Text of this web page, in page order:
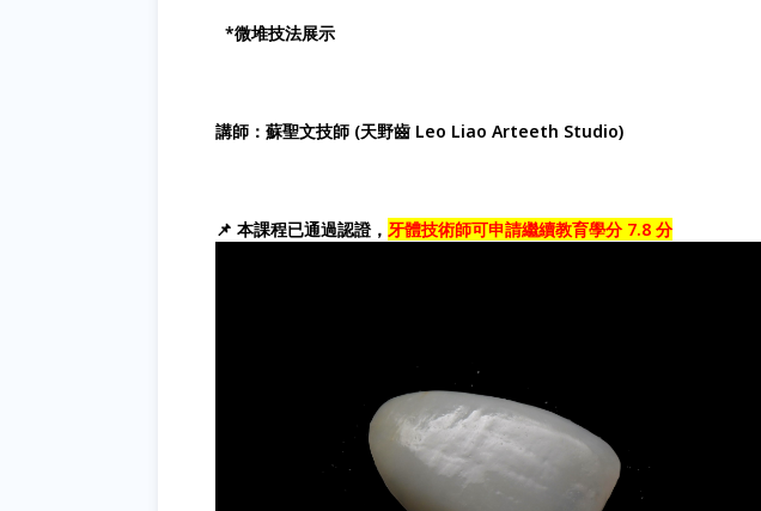
*微堆技法展示
講師：蘇聖文技師 (天野齒 Leo Liao Arteeth Studio)
📌 本課程已通過認證， 牙體技術師可申請繼續教育學分 7.8 分